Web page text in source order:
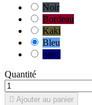
Noir
Bordeau
Kaki
Bleu
navy
Quantité
 Ajouter au panier